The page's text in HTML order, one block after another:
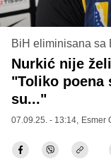
BiH eliminisana sa
Nurkić nije
"Toliko poena
su..."
07.09.25. - 13:14, Esmer